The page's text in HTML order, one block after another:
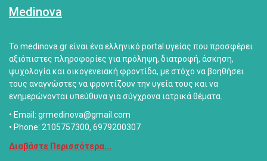
Medinova
Το medinova.gr είναι ένα ελληνικό portal υγείας που προσφέρει
αξιόπιστες πληροφορίες για πρόληψη, διατροφή, άσκηση,
ψυχολογία και οικογενειακή φροντίδα, με στόχο να βοηθήσει
τους αναγνώστες να φροντίζουν την υγεία τους και να
ενημερώνονται υπεύθυνα για σύγχρονα ιατρικά θέματα.
• Email: grmedinova@gmail.com
• Phone: 2105757300, 6979200307
Διαβάστε Περισσότερα...